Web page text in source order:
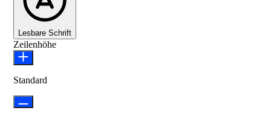
Lesbare Schrift
Zeilenhöhe
Standard